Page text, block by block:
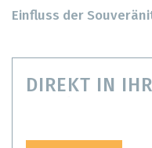
Einfluss der
DIREKT IN